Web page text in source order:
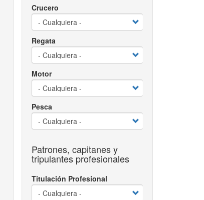
Crucero
Regata
Motor
Pesca
Patrones, capitanes y
tripulantes profesionales
Titulación Profesional